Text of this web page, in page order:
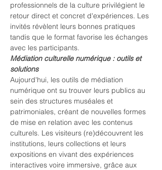
professionnels de la culture privilégient le
retour direct et concret d'expériences. Les
invités révèlent leurs bonnes pratiques
tandis que le format favorise les échanges
avec les participants.
Médiation culturelle numérique : outils et
solutions
Aujourd'hui, les outils de médiation
numérique ont su trouver leurs publics au
sein des structures muséales et
patrimoniales, créant de nouvelles formes
de mise en relation avec les contenus
culturels. Les visiteurs (re)découvrent les
institutions, leurs collections et leurs
expositions en vivant des expériences
interactives voire immersive, grâce aux